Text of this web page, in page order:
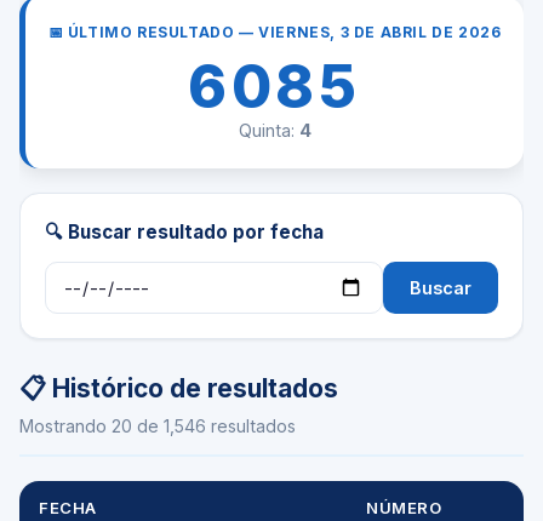
📅 ÚLTIMO RESULTADO — VIERNES, 3 DE ABRIL DE 2026
6085
Quinta: 4
🔍 Buscar resultado por fecha
Buscar
📋 Histórico de resultados
Mostrando 20 de 1,546 resultados
FECHA NÚMERO